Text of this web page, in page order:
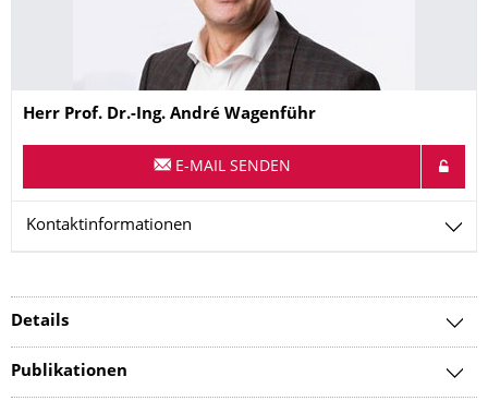
Name
Herr Prof. Dr.-Ing. André Wagenführ
E-MAIL SENDEN
Kontaktinformationen
Details
Publikationen